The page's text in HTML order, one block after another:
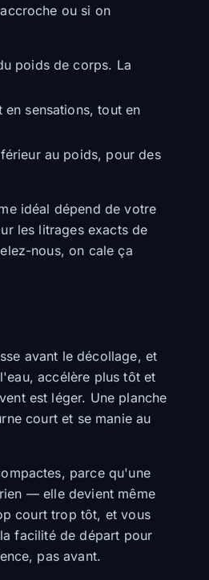
ou si on
poids de corps. La
sensations, tout en
au poids, pour des
idéal dépend de votre
les litrages exacts de
nous, on cale ça
avant le décollage, et
accélère plus tôt et
est léger. Une planche
court et se manie au
parce qu'une
— elle devient même
court trop tôt, et vous
facilité de départ pour
pas avant.